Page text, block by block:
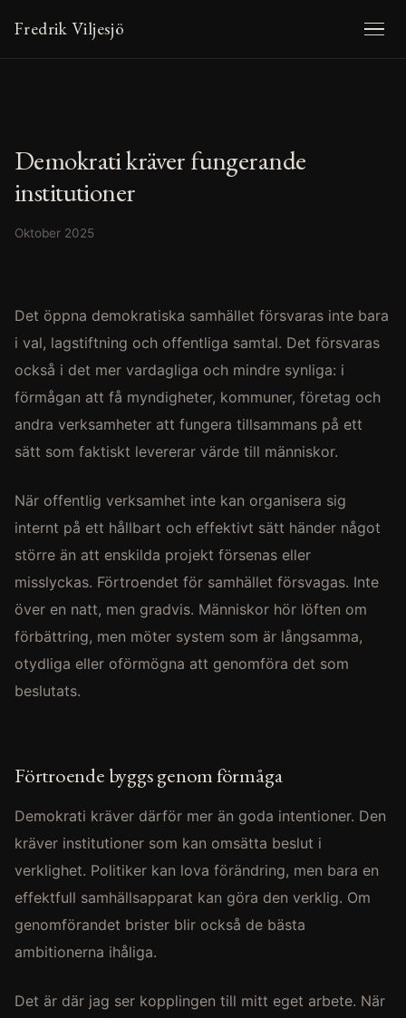
Fredrik Viljesjö
Demokrati kräver fungerande
institutioner
Oktober 2025
Det öppna demokratiska samhället försvaras inte bara
i val, lagstiftning och offentliga samtal. Det försvaras
också i det mer vardagliga och mindre synliga: i
förmågan att få myndigheter, kommuner, företag och
andra verksamheter att fungera tillsammans på ett
sätt som faktiskt levererar värde till människor.
När offentlig verksamhet inte kan organisera sig
internt på ett hållbart och effektivt sätt händer något
större än att enskilda projekt försenas eller
misslyckas. Förtroendet för samhället försvagas. Inte
över en natt, men gradvis. Människor hör löften om
förbättring, men möter system som är långsamma,
otydliga eller oförmögna att genomföra det som
beslutats.
Förtroende byggs genom förmåga
Demokrati kräver därför mer än goda intentioner. Den
kräver institutioner som kan omsätta beslut i
verklighet. Politiker kan lova förändring, men bara en
effektfull samhällsapparat kan göra den verklig. Om
genomförandet brister blir också de bästa
ambitionerna ihåliga.
Det är där jag ser kopplingen till mitt eget arbete. När